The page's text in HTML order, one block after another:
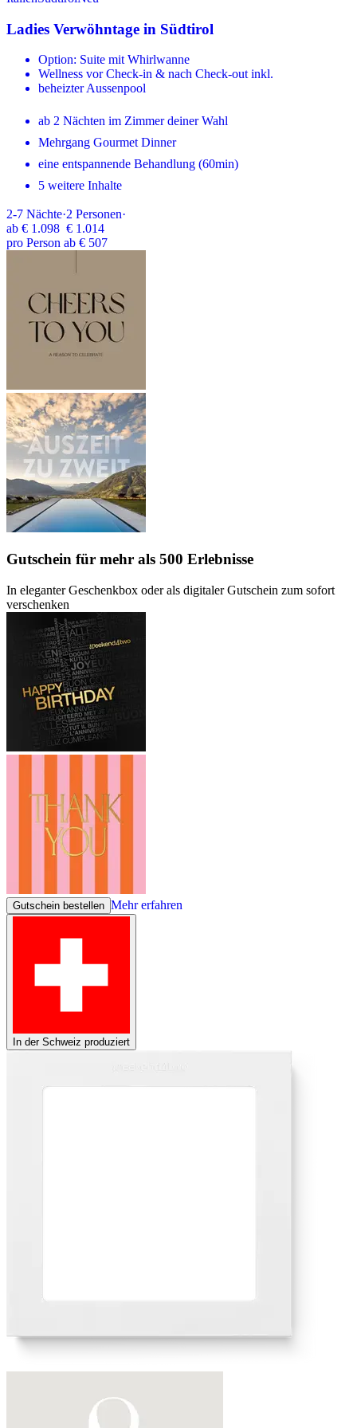
Ladies Verwöhntage in Südtirol
Option: Suite mit Whirlwanne
Wellness vor Check-in & nach Check-out inkl.
beheizter Aussenpool
ab 2 Nächten im Zimmer deiner Wahl
Mehrgang Gourmet Dinner
eine entspannende Behandlung (60min)
5 weitere Inhalte
2-7 Nächte·2 Personen·
ab € 1.098 € 1.014
pro Person ab € 507
Gutschein für mehr als 500 Erlebnisse
In eleganter Geschenkbox oder als digitaler Gutschein zum sofort
verschenken
Gutschein bestellen Mehr erfahren
In der Schweiz produziert